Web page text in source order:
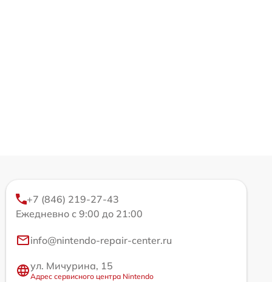
+7 (846) 219-27-43
Ежедневно с 9:00 до 21:00
info@nintendo-repair-center.ru
ул. Мичурина, 15
Адрес сервисного центра Nintendo